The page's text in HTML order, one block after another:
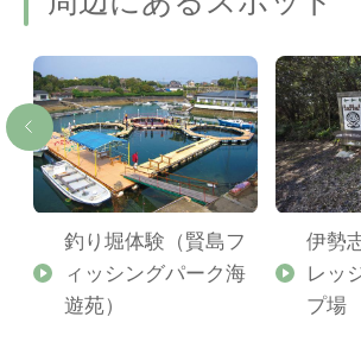
釣り堀体験（賢島フ
ィッシングパーク海
遊苑）
伊勢
レッ
プ場